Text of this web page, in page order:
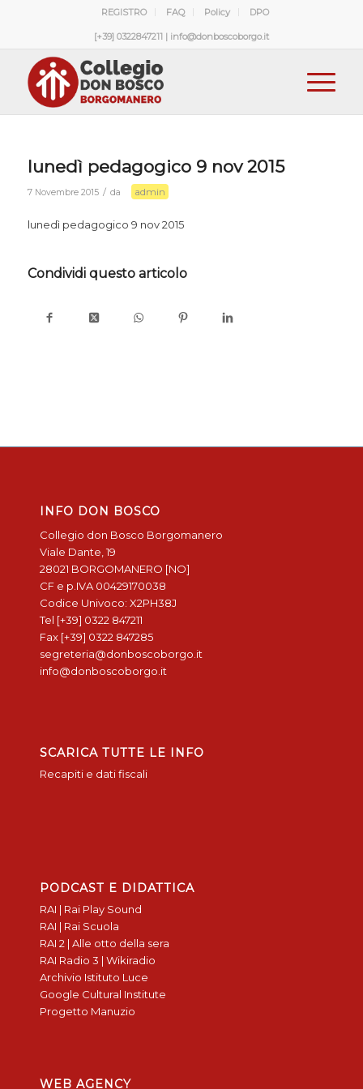
REGISTRO FAQ Policy DPO
[+39] 0322847211 | info@donboscoborgo.it
lunedì pedagogico 9 nov 2015
7 Novembre 2015 / da admin
lunedì pedagogico 9 nov 2015
Condividi questo articolo
INFO DON BOSCO
Collegio don Bosco Borgomanero
Viale Dante, 19
28021 BORGOMANERO [NO]
CF e p.IVA 00429170038
Codice Univoco: X2PH38J
Tel [+39] 0322 847211
Fax [+39] 0322 847285
segreteria@donboscoborgo.it
info@donboscoborgo.it
SCARICA TUTTE LE INFO
Recapiti e dati fiscali
PODCAST E DIDATTICA
RAI | Rai Play Sound
RAI | Rai Scuola
RAI 2 | Alle otto della sera
RAI Radio 3 | Wikiradio
Archivio Istituto Luce
Google Cultural Institute
Progetto Manuzio
WEB AGENCY